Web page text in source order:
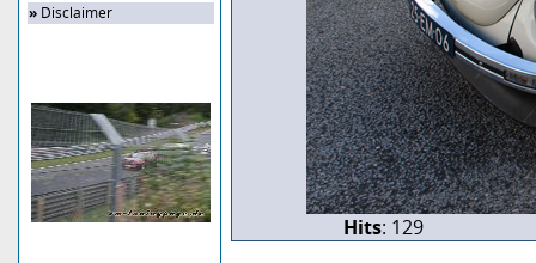
» Disclaimer
Hits: 129